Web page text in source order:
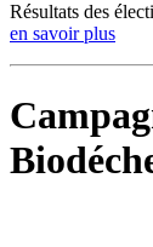
Résultats des
en savoir plus